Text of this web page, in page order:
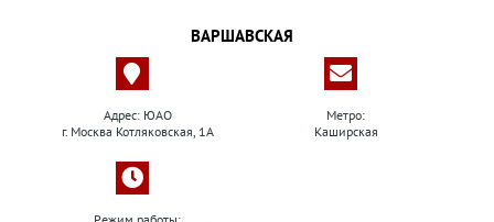
ВАРШАВСКАЯ
Адрес: ЮАО
г. Москва Котляковская, 1А
Метро:
Каширская